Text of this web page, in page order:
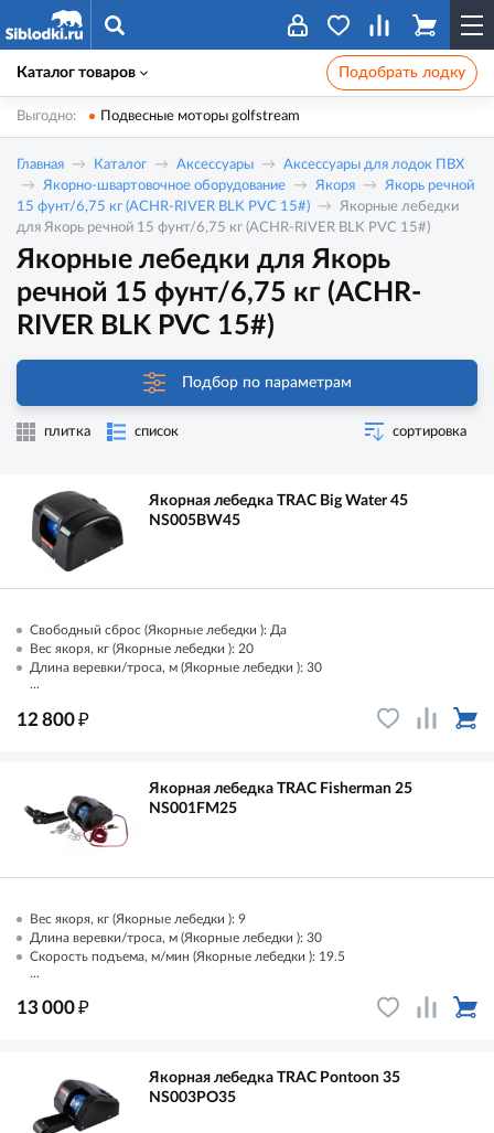
Каталог товаров Подобрать лодку
Выгодно: Подвесные моторы golfstream
Главная Каталог Аксессуары
Аксессуары для лодок ПВХ
Якорно-швартовочное оборудование
Якоря
Якорь речной
15 фунт/6,75 кг (ACHR-RIVER BLK PVC 15#)
Якорные лебедки
для Якорь речной 15 фунт/6,75 кг (ACHR-RIVER BLK PVC 15#)
Якорные лебедки для Якорь
речной 15 фунт/6,75 кг (ACHR-
RIVER BLK PVC 15#)
Подбор по параметрам
плитка список сортировка
Якорная лебедка TRAC Big Water 45
NS005BW45
Свободный сброс (Якорные лебедки ): Да
Вес якоря, кг (Якорные лебедки ): 20
Длина веревки/троса, м (Якорные лебедки ): 30
...
12 800₽
Якорная лебедка TRAC Fisherman 25
NS001FM25
Вес якоря, кг (Якорные лебедки ): 9
Длина веревки/троса, м (Якорные лебедки ): 30
Скорость подъема, м/мин (Якорные лебедки ): 19.5
...
13 000₽
Якорная лебедка TRAC Pontoon 35
NS003PO35